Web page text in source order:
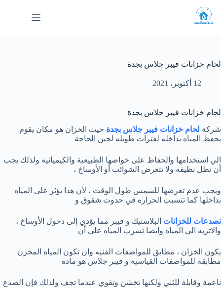
إلى
المحتوى
لحام خزانات فيبر جلاس بجدة
12 أكتوبر، 2021
لحام خزانات فيبر جلاس بجدة
شركة لحام‌ ‌خزانات‌ ‌فيبر‌ ‌جلاس بجدة حيث الخزان هو مكان يقوم
بحفظ المياه بداخله لفترات طويله لحين الحاجة
الي استخدامها والحفاظ على خواصها الطبيعية والكيميائية ولذلك يجب
أن تظل نظيفه ولا تتعرض الشوائب أو الأوساخ ،
ويجب عدم تعرضها للشمس طول الوقت ، لأن هذا يؤثر على المياه
بداخلها كما تتسبب الحراره في حدوث شقوق و
تصدعات للخزانات البلاستيك و فيبر مما يؤدي إلى دخول الأوساخ ،
والاتربه الي المياه وايضا تسرب المياه علي أن
يكون الخزان ، مطابق للمواصفات الفنيه وان تكون المياه المخزن
مطابقة للمواصفات القياسية و فيبر جلاس هو مادة
ناعمة وقابلة للثني ولكنها تخشن وتقوي عندما تجف ولذلك فإن الصدع